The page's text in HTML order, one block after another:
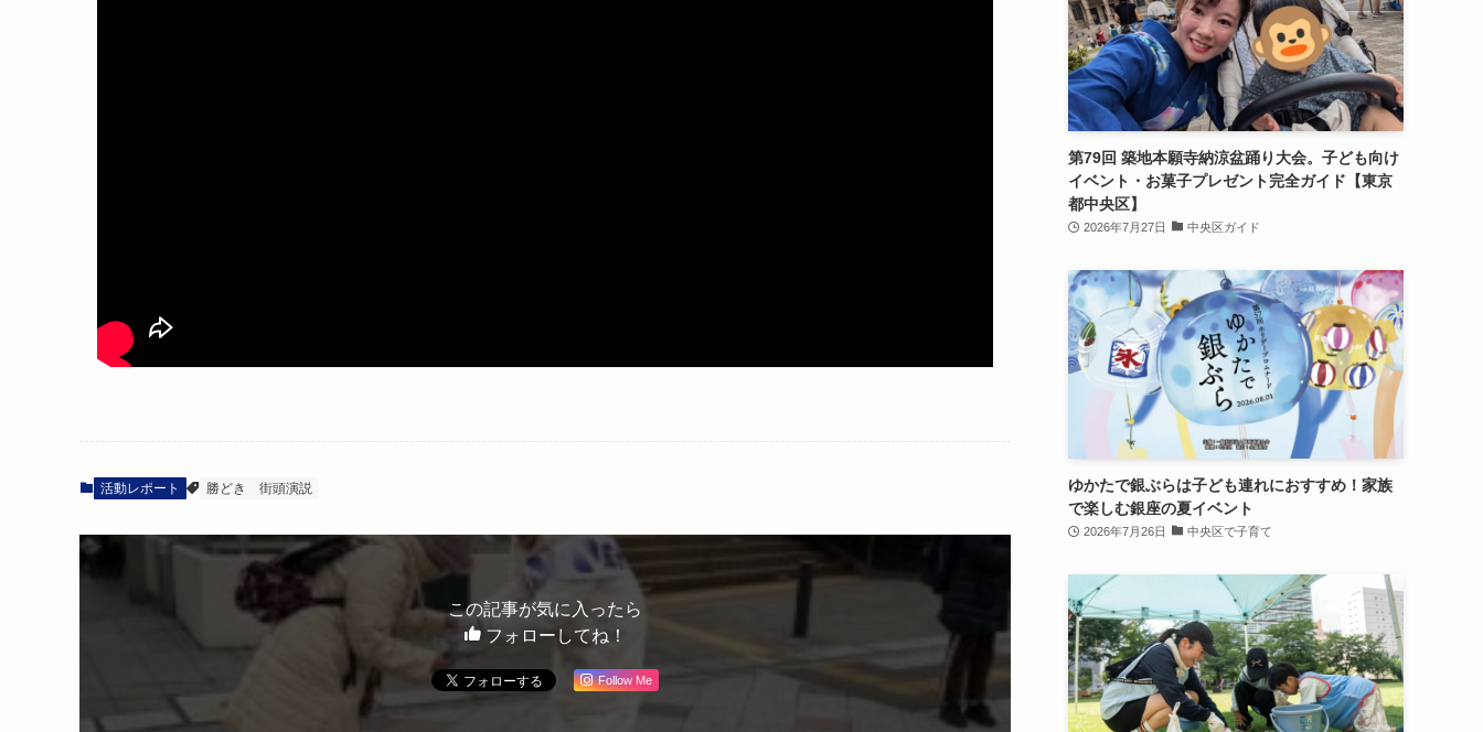
活動レポート 勝どき 街頭演説
この記事が気に入ったら
フォローしてね！
Follow Me
第79回 築地本願寺納涼盆踊り大会。子ども向け
イベント・お菓子プレゼント完全ガイド【東京
都中央区】
2026年7月27日 中央区ガイド
ゆかたで銀ぶらは子ども連れにおすすめ！家族
で楽しむ銀座の夏イベント
2026年7月26日 中央区で子育て